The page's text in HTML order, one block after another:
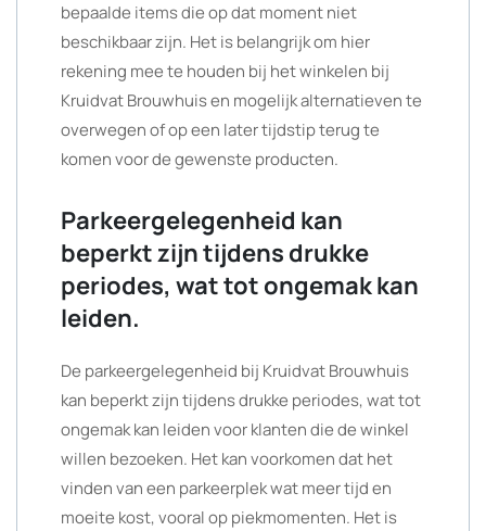
bepaalde items die op dat moment niet
beschikbaar zijn. Het is belangrijk om hier
rekening mee te houden bij het winkelen bij
Kruidvat Brouwhuis en mogelijk alternatieven te
overwegen of op een later tijdstip terug te
komen voor de gewenste producten.
Parkeergelegenheid kan
beperkt zijn tijdens drukke
periodes, wat tot ongemak kan
leiden.
De parkeergelegenheid bij Kruidvat Brouwhuis
kan beperkt zijn tijdens drukke periodes, wat tot
ongemak kan leiden voor klanten die de winkel
willen bezoeken. Het kan voorkomen dat het
vinden van een parkeerplek wat meer tijd en
moeite kost, vooral op piekmomenten. Het is